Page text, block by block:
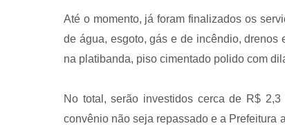
Até o momento, já foram finalizados os
de água, esgoto, gás e de incêndio,
na platibanda, piso cimentado polido com
No total, serão investidos cerca de R$
convênio não seja repassado e a Prefeitura